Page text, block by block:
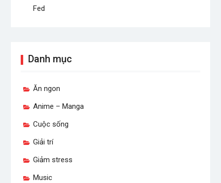
Fed
Danh mục
Ăn ngon
Anime – Manga
Cuộc sống
Giải trí
Giảm stress
Music